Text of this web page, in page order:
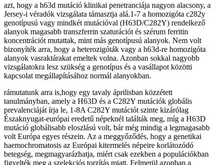
azt, hogy a h63d mutáció klinikai penetranciája nagyon alacsony, a
Jersey-i véradók vizsgálata támasztja alá.1-7 a homozigóta c282y
genotípusú vagy mindkét mutációval (H63D/C282Y) rendelkező
alanyok magasabb transzferrin szaturációt és szérum ferritin
koncentrációt mutattak, mint más genotípusú alanyok. Nem volt
bizonyíték arra, hogy a heterozigóták vagy a h63d-re homozigóta
alanyok vasraktárakat emeltek volna. Azonban sokkal nagyobb
vizsgálatokra lesz szükség a genotípus és a vasállapot közötti
kapcsolat megállapításához normál alanyokban.
rámutatunk arra is,hogy egy tavaly áprilisban közzétett
tanulmányban, amely a H63D és a C282Y mutációk globális
prevalenciáját írja le, 1-8A C282Y mutációt szinte kizárólag
Északnyugat-európai eredetű népeknél találták meg, míg a H63D
mutáció globálisabb eloszlású volt, bár még mindig a legmagasabb
volt Európa egyes részein. Az a meggyőződés, hogy a genetikai
haemochromatosis az Európai kitermelés népeire korlátozódó
betegség, megmagyarázhatja, miért csak ezekben a populációkban
figyelték meg a szelekciós torzítás miatt. Felmerül azonban a